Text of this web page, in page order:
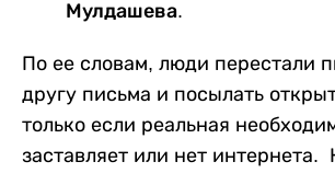
Мулдашева.
По ее словам, люди перестали
другу письма и посылать
только если реальная
заставляет или нет интернета.